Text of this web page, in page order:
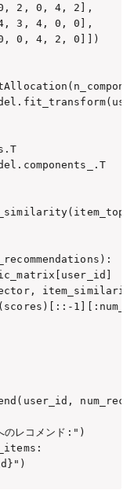
2, 0, 4, 2],
3, 4, 0, 0],
0, 4, 2, 0]])
レコメンド:")